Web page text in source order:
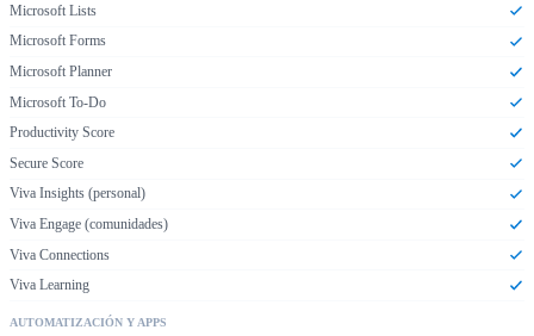
Microsoft Lists
Microsoft Forms
Microsoft Planner
Microsoft To-Do
Productivity Score
Secure Score
Viva Insights (personal)
Viva Engage (comunidades)
Viva Connections
Viva Learning
AUTOMATIZACIÓN Y APPS